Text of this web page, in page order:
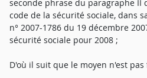
seconde phrase du paragraphe II
code de la sécurité sociale, dans
n° 2007-1786 du 19 décembre
sécurité sociale pour 2008 ;
D'où il suit que le moyen n'est pas